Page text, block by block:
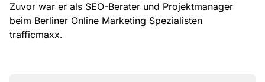
Zuvor war er als SEO-Berater und Projektmanager
beim Berliner Online Marketing Spezialisten
trafficmaxx.